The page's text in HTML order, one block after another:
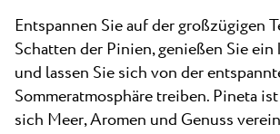
Entspannen Sie auf der großzügigen
Schatten der Pinien, genießen Sie
und lassen Sie sich von der
Sommeratmosphäre treiben. Pineta
sich Meer, Aromen und Genuss